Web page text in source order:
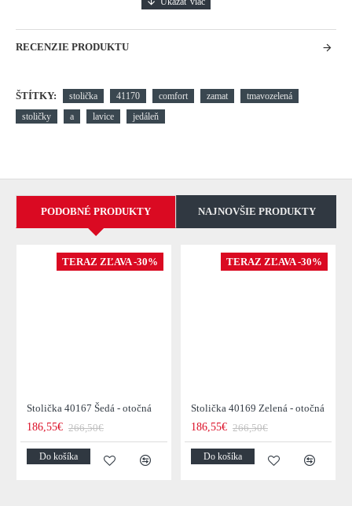
RECENZIE PRODUKTU
ŠTÍTKY: stolička 41170 comfort zamat
tmavozelená
stoličky
a lavice jedáleň
PODOBNÉ PRODUKTY NAJNOVŠIE PRODUKTY
TERAZ ZĽAVA -30%
Stolička 40167 Šedá - otočná
186,55€ 266,50€
Do košíka
TERAZ ZĽAVA -30%
Stolička 40169 Zelená - otočná
186,55€ 266,50€
Do košíka